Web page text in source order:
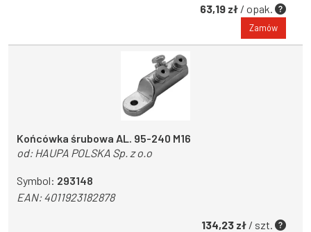
63,19 zł / opak.
Zamów
Końcówka śrubowa AL. 95-240 M16
od: HAUPA POLSKA Sp. z o.o
Symbol: 293148
EAN:4011923182878
134,23 zł / szt.